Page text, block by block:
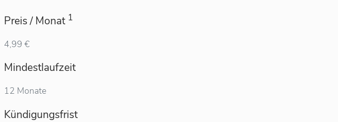
Preis / Monat 1
4,99 €
Mindestlaufzeit
12 Monate
Kündigungsfrist